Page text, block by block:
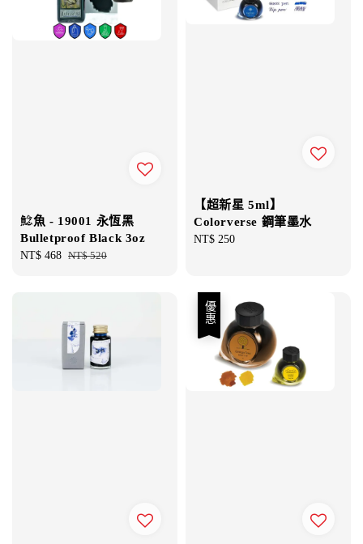
鯰魚 - 19001 永恆黑
Bulletproof Black 3oz
Sale
NT$ 468 Regular
NT$ 520
【超新星 5ml】
Colorverse 鋼筆墨水
Regular
NT$ 250
優惠